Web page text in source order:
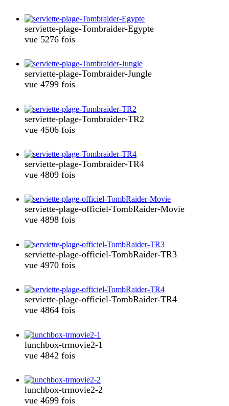
serviette-plage-Tombraider-Egypte
vue 5276 fois
serviette-plage-Tombraider-Jungle
vue 4799 fois
serviette-plage-Tombraider-TR2
vue 4506 fois
serviette-plage-Tombraider-TR4
vue 4809 fois
serviette-plage-officiel-TombRaider-Movie
vue 4898 fois
serviette-plage-officiel-TombRaider-TR3
vue 4970 fois
serviette-plage-officiel-TombRaider-TR4
vue 4864 fois
lunchbox-trmovie2-1
vue 4842 fois
lunchbox-trmovie2-2
vue 4699 fois